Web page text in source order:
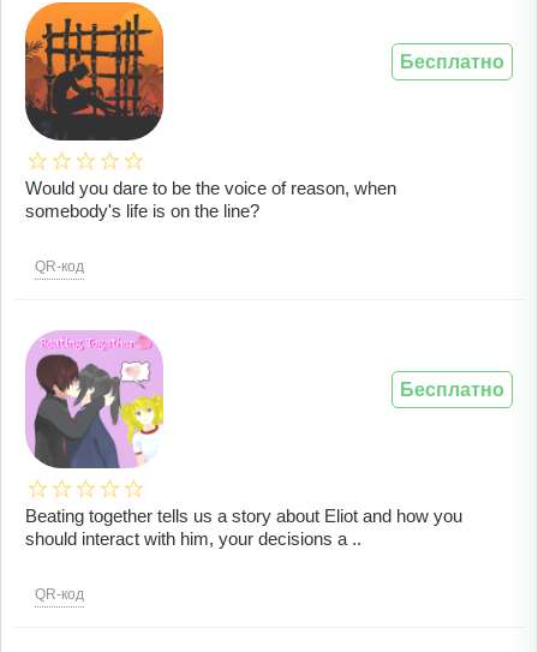
Would you dare to be the voice of reason, when
somebody's life is on the line?
QR-код
Бесплатно
Beating together tells us a story about Eliot and how you
should interact with him, your decisions a ..
QR-код
Бесплатно